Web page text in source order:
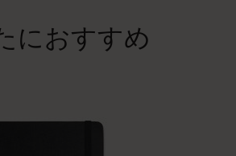
におすすめ